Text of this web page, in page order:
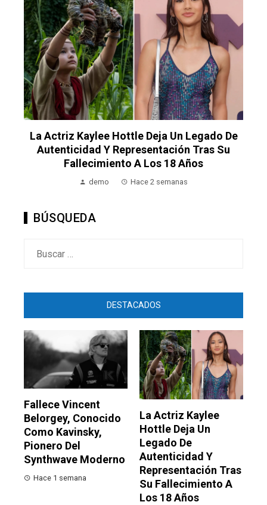
La Actriz Kaylee Hottle Deja Un Legado De
Autenticidad Y Representación Tras Su
Fallecimiento A Los 18 Años
demo Hace 2 semanas
BÚSQUEDA
DESTACADOS
Fallece Vincent
Belorgey, Conocido
Como Kavinsky,
Pionero Del
Synthwave Moderno
Hace 1 semana
La Actriz Kaylee
Hottle Deja Un
Legado De
Autenticidad Y
Representación Tras
Su Fallecimiento A
Los 18 Años